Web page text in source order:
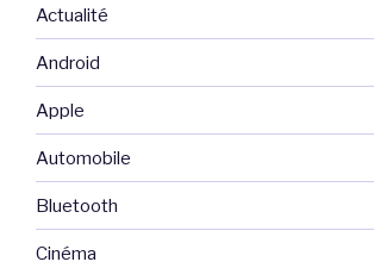
Actualité
Android
Apple
Automobile
Bluetooth
Cinéma